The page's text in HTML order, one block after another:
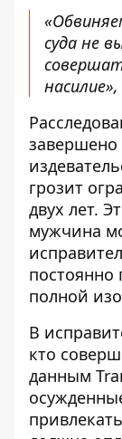
суда не
завершено
грозит
двух лет.
мужчина
постоянно
полной
В
кто
данным